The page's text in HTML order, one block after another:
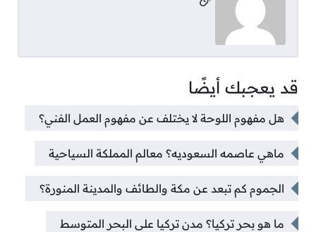
مواقع التواصل
قد يعجبك أيضًا
هل مفهوم اللوحة لا يختلف عن مفهوم العمل الفني؟
ماهي عاصمه السعوديه؟ معالم المملكة السياحية
الجموم كم تبعد عن مكة والطائف والمدينة المنورة؟
ما هو بحر تركيا؟ مدن تركيا على البحر المتوسط